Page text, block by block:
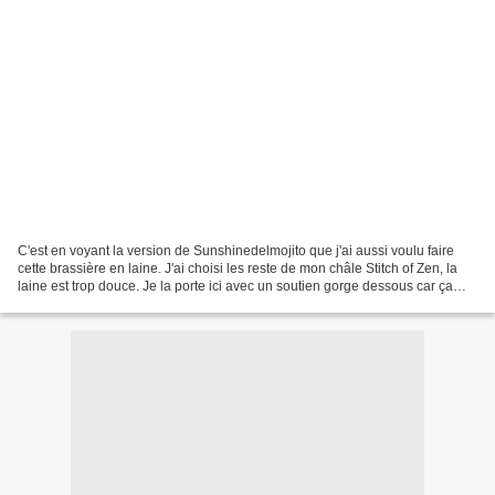
C'est en voyant la version de Sunshinedelmojito que j'ai aussi voulu faire
cette brassière en laine. J'ai choisi les reste de mon châle Stitch of Zen, la
laine est trop douce. Je la porte ici avec un soutien gorge dessous car ça